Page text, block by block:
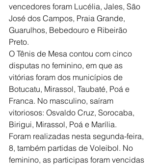
vencedores foram Lucélia, Jales, São
José dos Campos, Praia Grande,
Guarulhos, Bebedouro e Ribeirão
Preto.
O Tênis de Mesa contou com cinco
disputas no feminino, em que as
vitórias foram dos municípios de
Botucatu, Mirassol, Taubaté, Poá e
Franca. No masculino, saíram
vitoriosos: Osvaldo Cruz, Sorocaba,
Birigui, Mirassol, Poá e Marília.
Foram realizadas nesta segunda-feira,
8, também partidas de Voleibol. No
feminino, as participas foram vencidas